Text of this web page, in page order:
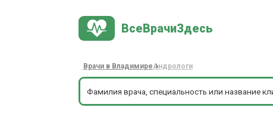
ВсеВрачиЗдесь
Врачи в ВладимиреАндрологи